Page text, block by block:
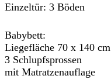
Einzeltür: 3 Böden
Babybett:
Liegefläche 70 x 140 cm
3 Schlupfsprossen
mit Matratzenauflage